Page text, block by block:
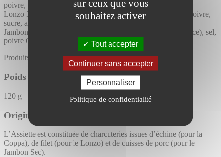
sur ceux que vous
souhaitez activer
Tout accepter
Continuer sans accepter
Personnaliser
Politique de confidentialité
poivre, sucre, ail.
Lonzo 35 g : Filet de porc (Origine : France), sel, dextrose, poivre,
sucre, ail. Antioxydants : E300, E301. Conservateur : E252.
Jambon Sec au poivre 50 g : Jambon de Porc (Origine : France), sel,
poivre 0.6%.
Produits fumés au bois de Hêtre.
Poids :
120 g
Origine :
L’Assiette est constituée de charcuteries issues d’échine (pour la
Coppa), de filet (pour le Lonzo) et de cuisses de porc (pour le
Jambon Sec).